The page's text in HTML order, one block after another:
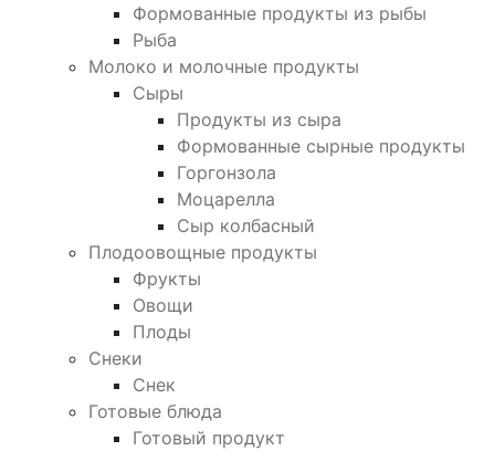
Формованные продукты из рыбы
Рыба
Молоко и молочные продукты
Сыры
Продукты из сыра
Формованные сырные продукты
Горгонзола
Моцарелла
Сыр колбасный
Плодоовощные продукты
Фрукты
Овощи
Плоды
Снеки
Снек
Готовые блюда
Готовый продукт